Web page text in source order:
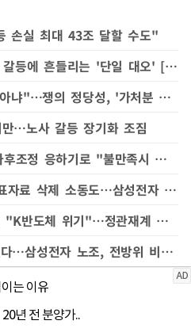
손실 최대 43조 달할 수도"
"非반도체 엑소더스" 노노 갈등에 흔들리는 '단일 대오' [삼성전자 파업 전운②]
법조계 "성과급, 근로조건 아냐"…쟁의 정당성, '가처분 최대 쟁점'으로 [삼성전자 파업 전운①]
…노사 갈등 장기화 조짐
삼성전자 노조, 11~12일 사후조정 응하기로 "불만족시 총파업"
'동행' 이탈에, '전삼노' 발표자료 삭제 소동도…삼성전자 노조 갈등 '수면 위'
삼성전자 노조 파업 예고에 "K반도체 위기"…정관재계 각계각층서 제언 쏟아져
이사회 의장까지 직접 나섰다…삼성전자 노조, 전방위 비판에 파업 동력 흔들리나